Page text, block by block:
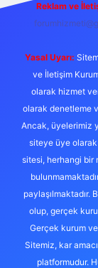
Reklam ve
Yasal Uyarı:
ve İletişim
olarak hizmet
olarak denetleme
Ancak, üyelerimiz
siteye üye olarak
sitesi, herhangi bir
paylaşılmaktadır.
olup, gerçek
Gerçek kurum
Sitemiz, kar
platformudur.